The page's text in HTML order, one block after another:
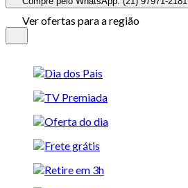
Ver ofertas para a região